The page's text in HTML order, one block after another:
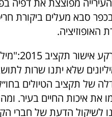
בכפר סבא מעלים ביקורת
האופוזיציה.
הטענות
שלא יתנו שרות
של תקציב הטיולים
את איכות החיים בעיר.
לשיקול הדעת של חברי